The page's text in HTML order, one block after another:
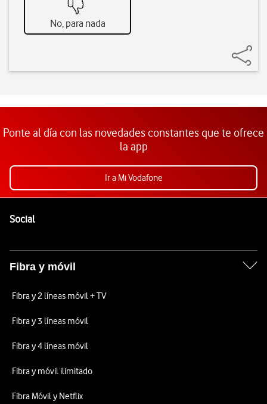
No, para nada
Ponte al día con las novedades constantes que te ofrece
la app
Ir a Mi Vodafone
SocialEnlaces a las redes sociales de Vodafone
Fibra y móvil
Fibra y 2 líneas móvil + TV
Fibra y 3 líneas móvil
Fibra y 4 líneas móvil
Fibra y móvil ilimitado
Fibra Móvil y Netflix